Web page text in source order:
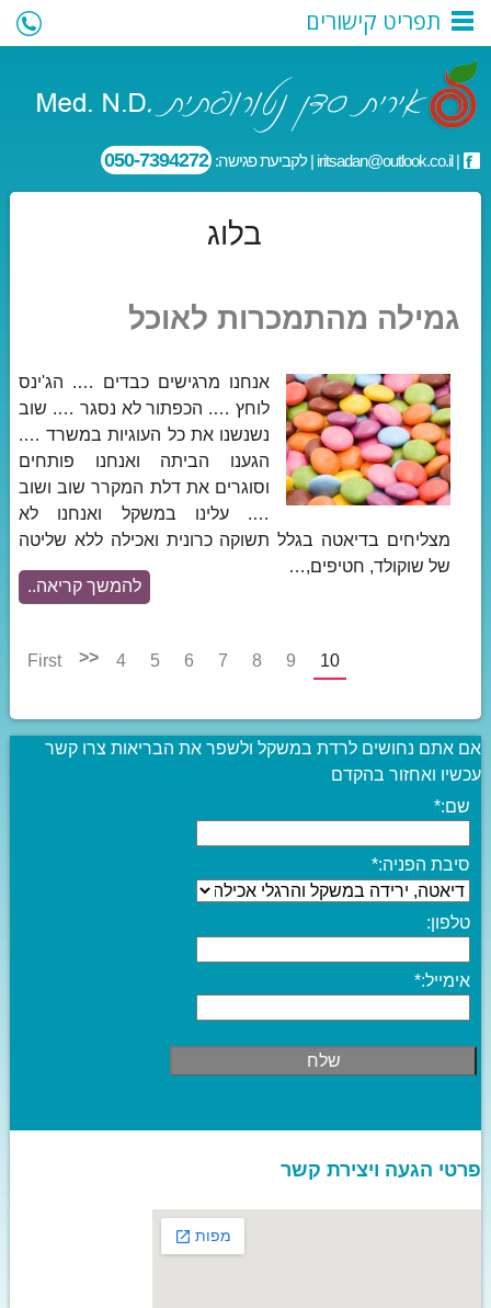
|
iritsadan@outlook.co.il | לקביעת פגישה: 050-7394272
בלוג
גמילה מהתמכרות לאוכל
אנחנו מרגישים כבדים …. הג'ינס
לוחץ …. הכפתור לא נסגר …. שוב
נשנשנו את כל העוגיות במשרד ….
הגענו הביתה ואנחנו פותחים
וסוגרים את דלת המקרר שוב ושוב
…. עלינו במשקל ואנחנו לא
מצליחים בדיאטה בגלל תשוקה כרונית ואכילה ללא שליטה
של שוקולד, חטיפים,…
להמשך קריאה..
First << 4 5 6 7 8 9 10
אם אתם נחושים לרדת במשקל ולשפר את הבריאות צרו קשר
עכשיו ואחזור בהקדם
שם:*
סיבת הפניה:*
טלפון:
אימייל:*
פרטי הגעה ויצירת קשר
תפריט קישורים